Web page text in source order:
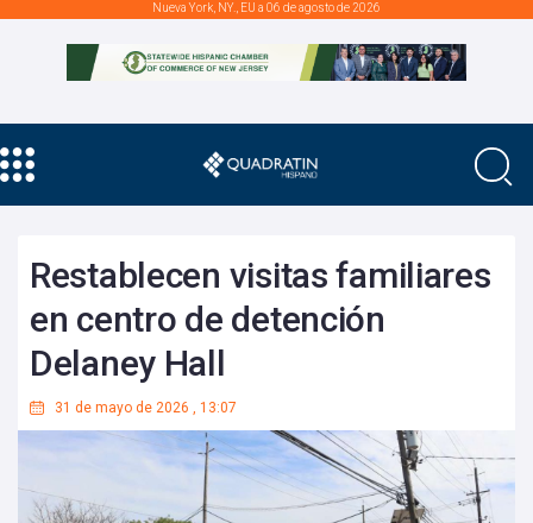
Nueva York, NY., EU a 06 de agosto de 2026
Restablecen visitas familiares
en centro de detención
Delaney Hall
31 de mayo de 2026 , 13:07